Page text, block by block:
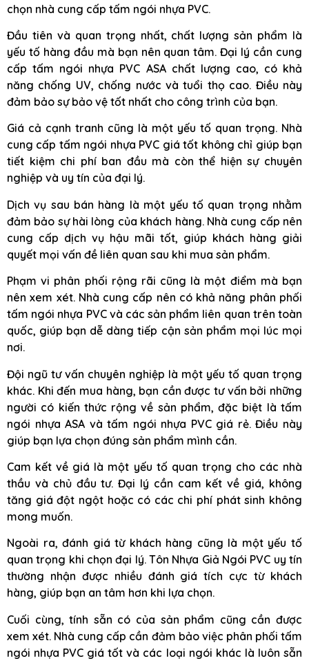
chọn nhà cung cấp tấm ngói nhựa PVC.
Đầu tiên và quan trọng nhất, chất lượng sản phẩm là
yếu tố hàng đầu mà bạn nên quan tâm. Đại lý cần cung
cấp tấm ngói nhựa PVC ASA chất lượng cao, có khả
năng chống UV, chống nước và tuổi thọ cao. Điều này
đảm bảo sự bảo vệ tốt nhất cho công trình của bạn.
Giá cả cạnh tranh cũng là một yếu tố quan trọng. Nhà
cung cấp tấm ngói nhựa PVC giá tốt không chỉ giúp bạn
tiết kiệm chi phí ban đầu mà còn thể hiện sự chuyên
nghiệp và uy tín của đại lý.
Dịch vụ sau bán hàng là một yếu tố quan trọng nhằm
đảm bảo sự hài lòng của khách hàng. Nhà cung cấp nên
cung cấp dịch vụ hậu mãi tốt, giúp khách hàng giải
quyết mọi vấn đề liên quan sau khi mua sản phẩm.
Phạm vi phân phối rộng rãi cũng là một điểm mà bạn
nên xem xét. Nhà cung cấp nên có khả năng phân phối
tấm ngói nhựa PVC và các sản phẩm liên quan trên toàn
quốc, giúp bạn dễ dàng tiếp cận sản phẩm mọi lúc mọi
nơi.
Đội ngũ tư vấn chuyên nghiệp là một yếu tố quan trọng
khác. Khi đến mua hàng, bạn cần được tư vấn bởi những
người có kiến thức rộng về sản phẩm, đặc biệt là tấm
ngói nhựa ASA và tấm ngói nhựa PVC giá rẻ. Điều này
giúp bạn lựa chọn đúng sản phẩm mình cần.
Cam kết về giá là một yếu tố quan trọng cho các nhà
thầu và chủ đầu tư. Đại lý cần cam kết về giá, không
tăng giá đột ngột hoặc có các chi phí phát sinh không
mong muốn.
Ngoài ra, đánh giá từ khách hàng cũng là một yếu tố
quan trọng khi chọn đại lý. Tôn Nhựa Giả Ngói PVC uy tín
thường nhận được nhiều đánh giá tích cực từ khách
hàng, giúp bạn an tâm hơn khi lựa chọn.
Cuối cùng, tính sẵn có của sản phẩm cũng cần được
xem xét. Nhà cung cấp cần đảm bảo việc phân phối tấm
ngói nhựa PVC giá tốt và các loại ngói khác là luôn sẵn